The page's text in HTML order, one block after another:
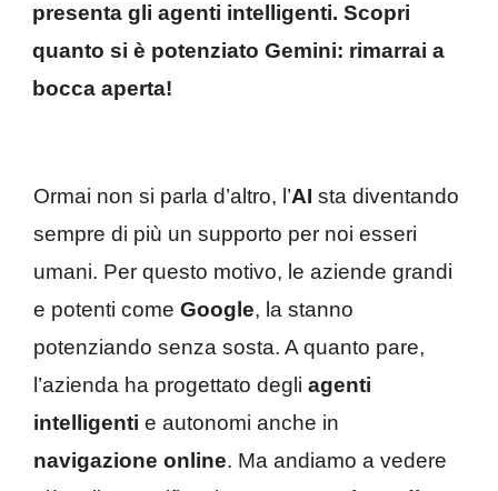
presenta gli agenti intelligenti. Scopri
quanto si è potenziato Gemini: rimarrai a
bocca aperta!
Ormai non si parla d’altro, l’AI sta diventando
sempre di più un supporto per noi esseri
umani. Per questo motivo, le aziende grandi
e potenti come Google, la stanno
potenziando senza sosta. A quanto pare,
l’azienda ha progettato degli agenti
intelligenti e autonomi anche in
navigazione online. Ma andiamo a vedere